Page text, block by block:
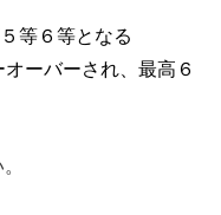
等６等となる
ーバーされ、最高６